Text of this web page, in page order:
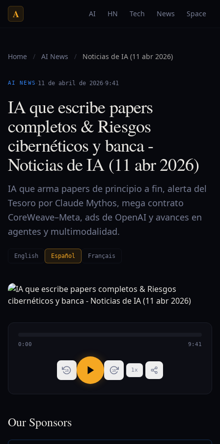
A AI HN Tech News Space
Home / AI News / Noticias de IA (11 abr 2026)
AI NEWS ·11 de abril de 2026·9:41
IA que escribe papers
completos & Riesgos
cibernéticos y banca -
Noticias de IA (11 abr 2026)
IA que arma papers de principio a fin, alerta del
Tesoro por Claude Mythos, mega contrato
CoreWeave–Meta, ads de OpenAI y avances en
agentes y multimodalidad.
English Español Français
0:00 9:41
15 15 1x
Our Sponsors